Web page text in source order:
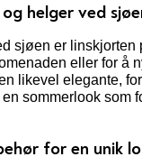
helger ved
sjøen er
eller for å
likevel elegante,
sommerlook som
for en unik